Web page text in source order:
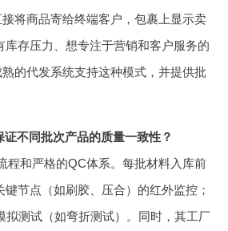
将商品寄给终端客户，包裹上显示卖
库存压力、想专注于营销和客户服务的
的代发系统支持这种模式，并提供批
不同批次产品的质量一致性？
程和严格的QC体系。每批材料入库前
节点（如刷胶、压合）的红外监控；
拟测试（如弯折测试）。同时，其工厂